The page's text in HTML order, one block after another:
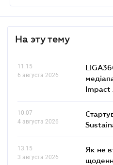
На эту тему
11.15
6 августа 2026
Impact
10.07
4 августа 2026
13.15
3 августа 2026
Як не